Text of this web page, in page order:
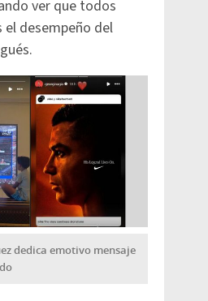
ver que todos
desempeño del
dedica emotivo mensaje